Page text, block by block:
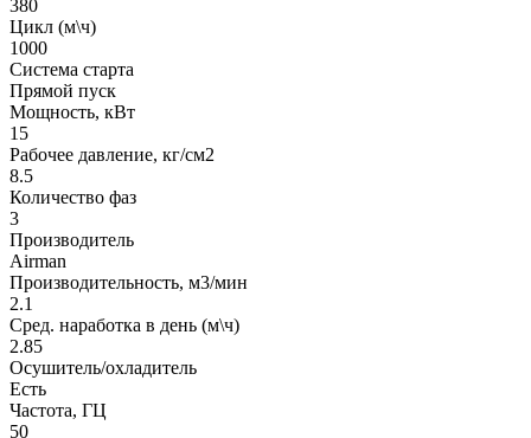
380
Цикл (м\ч)
1000
Система старта
Прямой пуск
Мощность, кВт
15
Рабочее давление, кг/см2
8.5
Количество фаз
3
Производитель
Airman
Производительность, м3/мин
2.1
Сред. наработка в день (м\ч)
2.85
Осушитель/охладитель
Есть
Частота, ГЦ
50